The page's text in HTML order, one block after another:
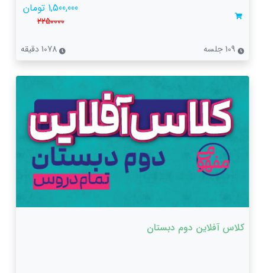
1,500,000 تومان
2250000
کلاس آفلاین دوم دبستان